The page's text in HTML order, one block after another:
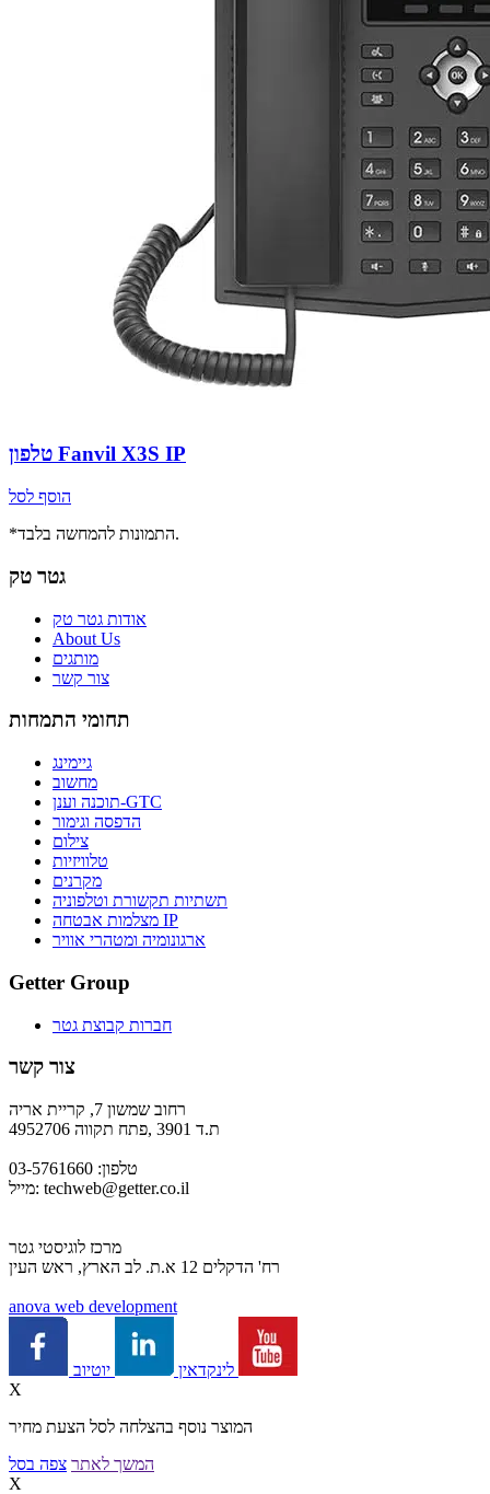
טלפון Fanvil X3S IP
הוסף לסל
*התמונות להמחשה בלבד.
גטר טק
אודות גטר טק
About Us
מותגים
צור קשר
תחומי התמחות
גיימינג
מחשוב
תוכנה וענן-GTC
הדפסה וגימור
צילום
טלוויזיות
מקרנים
תשתיות תקשורת וטלפוניה
מצלמות אבטחה IP
ארגונומיה ומטהרי אוויר
Getter Group
חברות קבוצת גטר
צור קשר
רחוב שמשון 7, קריית אריה
ת.ד 3901 ,פתח תקווה 4952706
טלפון: 03-5761660
מייל: techweb@getter.co.il
מרכז לוגיסטי גטר
רח' הדקלים 12 א.ת. לב הארץ, ראש העין
anova web development
לינקדאין
X
המוצר נוסף בהצלחה לסל הצעת מחיר
המשך לאתר צפה בסל
X